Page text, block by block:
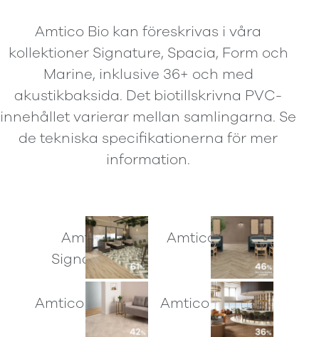
Amtico Bio kan föreskrivas i våra
kollektioner Signature, Spacia, Form och
Marine, inklusive 36+ och med
akustikbaksida. Det biotillskrivna PVC-
innehållet varierar mellan samlingarna. Se
de tekniska specifikationerna för mer
information.
Amtico
Signature
Amtico Form
Amtico Spacia Amtico Marine